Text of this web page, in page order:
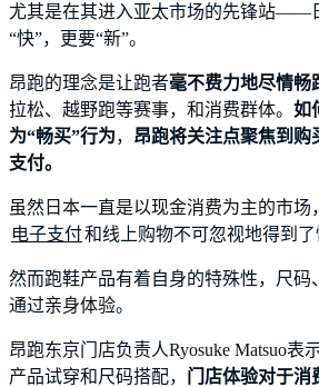
尤其是在其进入亚太市场的先锋站——
“快”，更要“新”。
昂跑的理念是让跑者毫不费力地尽情畅
拉松、越野跑等赛事，和消费群体。 如
为“畅买”行为， 昂跑将关注点聚焦到
支付。
虽然日本一直是以现金消费为主的市场
电子支付和线上购物不可忽视地得到了
然而跑鞋产品有着自身的特殊性，尺码
通过亲身体验。
昂跑东京门店负责人Ryosuke Matsuo表
产品试穿和尺码搭配， 门店体验对于消